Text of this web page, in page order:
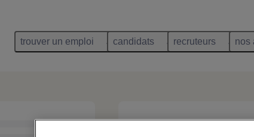
trouver un emploi candidats recruteurs nos